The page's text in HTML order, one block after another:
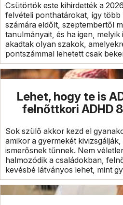
Csütörtök este kihirdették a
felvételi ponthatárokat, így több
számára eldőlt, szeptembertől
tanulmányait, és ha igen,
akadtak olyan szakok,
pontszámmal lehetett csak
Lehet, hogy te is
felnőttkori ADHD
Sok szülő akkor kezd el
amikor a gyermekét
ismerősnek tűnnek. Nem
halmozódik a családokban,
kevésbé látványos lehet, mint